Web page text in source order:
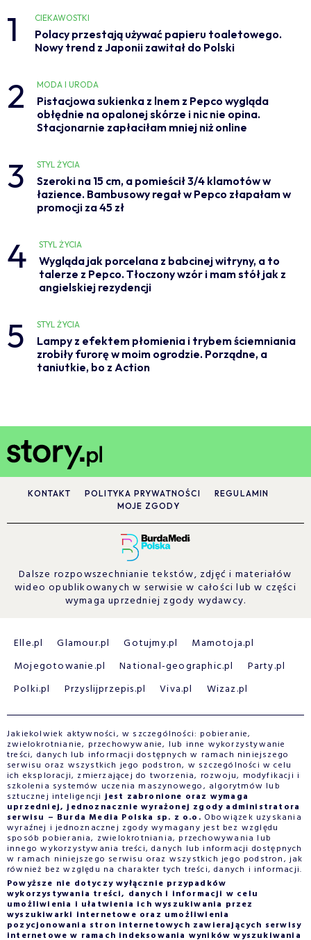
1 CIEKAWOSTKI
Polacy przestają używać papieru toaletowego.
Nowy trend z Japonii zawitał do Polski
2 MODA I URODA
Pistacjowa sukienka z lnem z Pepco wygląda
obłędnie na opalonej skórze i nic nie opina.
Stacjonarnie zapłaciłam mniej niż online
3 STYL ŻYCIA
Szeroki na 15 cm, a pomieścił 3/4 klamotów w
łazience. Bambusowy regał w Pepco złapałam w
promocji za 45 zł
4 STYL ŻYCIA
Wygląda jak porcelana z babcinej witryny, a to
talerze z Pepco. Tłoczony wzór i mam stół jak z
angielskiej rezydencji
5 STYL ŻYCIA
Lampy z efektem płomienia i trybem ściemniania
zrobiły furorę w moim ogrodzie. Porządne, a
taniutkie, bo z Action
KONTAKT POLITYKA PRYWATNOŚCI
REGULAMIN
MOJE ZGODY
Dalsze rozpowszechnianie tekstów, zdjęć i materiałów
wideo opublikowanych w serwisie w całości lub w części
wymaga uprzedniej zgody wydawcy.
Elle.pl Glamour.pl Gotujmy.pl
Mamotoja.pl
Mojegotowanie.pl
National-geographic.pl
Party.pl
Polki.pl
Przyslijprzepis.pl Viva.pl Wizaz.pl
Jakiekolwiek aktywności, w szczególności: pobieranie,
zwielokrotnianie, przechowywanie, lub inne wykorzystywanie
treści, danych lub informacji dostępnych w ramach niniejszego
serwisu oraz wszystkich jego podstron, w szczególności w celu
ich eksploracji, zmierzającej do tworzenia, rozwoju, modyfikacji i
szkolenia systemów uczenia maszynowego, algorytmów lub
sztucznej inteligencjijest zabronione oraz wymaga
uprzedniej, jednoznacznie wyrażonej zgody administratora
serwisu – Burda Media Polska sp. z o.o. Obowiązek uzyskania
wyraźnej i jednoznacznej zgody wymagany jest bez względu
sposób pobierania, zwielokrotniania, przechowywania lub
innego wykorzystywania treści, danych lub informacji dostępnych
w ramach niniejszego serwisu oraz wszystkich jego podstron, jak
również bez względu na charakter tych treści, danych i informacji.
Powyższe nie dotyczy wyłącznie przypadków
wykorzystywania treści, danych i informacji w celu
umożliwienia i ułatwienia ich wyszukiwania przez
wyszukiwarki internetowe oraz umożliwienia
pozycjonowania stron internetowych zawierających serwisy
internetowe w ramach indeksowania wyników wyszukiwania